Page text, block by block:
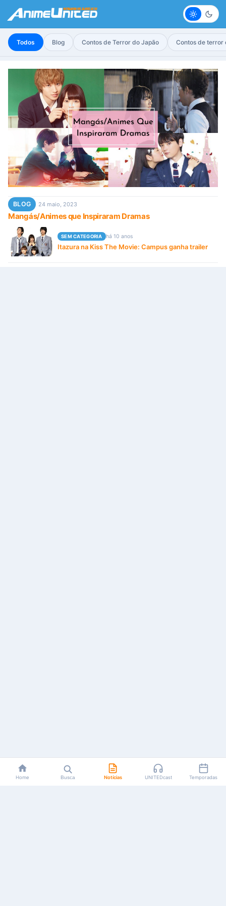
Claro
Todos Blog Contos de Terror do Japão Contos de terror
BLOG 24 maio, 2023
Mangás/Animes que Inspiraram Dramas
SEM CATEGORIA há 10 anos
Itazura na Kiss The Movie: Campus ganha trailer
Home Busca Notícias UNITEDcast Temporadas